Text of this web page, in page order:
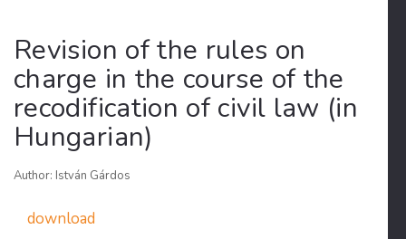
Revision of the rules on
charge in the course of the
recodification of civil law (in
Hungarian)
Author: István Gárdos
download